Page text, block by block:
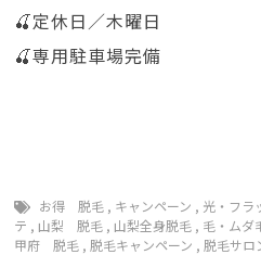
🍒定休日／木曜日
🍒専用駐車場完備
お得 脱毛 , キャンペーン , 光・フラ
テ , 山梨 脱毛 , 山梨全身脱毛 , 毛・ムダ
甲府 脱毛 ,脱毛キャンペーン ,脱毛サロ